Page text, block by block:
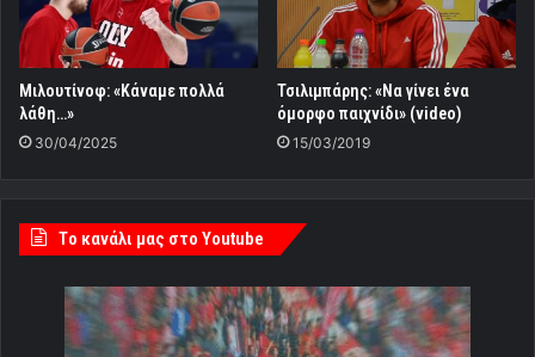
Μιλουτίνοφ: «Κάναμε πολλά
λάθη…»
30/04/2025
Τσιλιμπάρης: «Να γίνει ένα
όμορφο παιχνίδι» (video)
15/03/2019
Tο κανάλι μας στο Youtube